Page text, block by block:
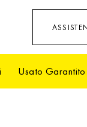
Usato Garantito